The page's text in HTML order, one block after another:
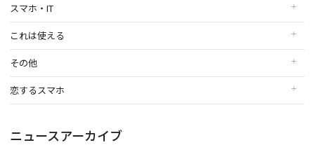
スマホ・IT
これは使える
その他
恋するスマホ
ニュースアーカイブ